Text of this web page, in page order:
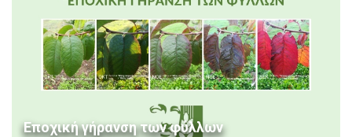
Εποχική γήρανση των φύλλων